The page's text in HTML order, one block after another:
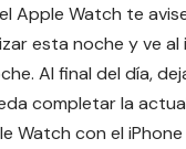
Apple Watch te
esta noche y ve
Al final del día,
completar la
Watch con el